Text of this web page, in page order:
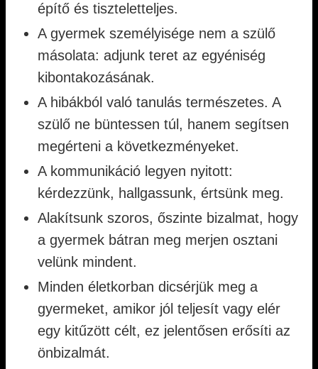
építő és tiszteletteljes.
A gyermek személyisége nem a szülő
másolata: adjunk teret az egyéniség
kibontakozásának.
A hibákból való tanulás természetes. A
szülő ne büntessen túl, hanem segítsen
megérteni a következményeket.
A kommunikáció legyen nyitott:
kérdezzünk, hallgassunk, értsünk meg.
Alakítsunk szoros, őszinte bizalmat, hogy
a gyermek bátran meg merjen osztani
velünk mindent.
Minden életkorban dicsérjük meg a
gyermeket, amikor jól teljesít vagy elér
egy kitűzött célt, ez jelentősen erősíti az
önbizalmát.